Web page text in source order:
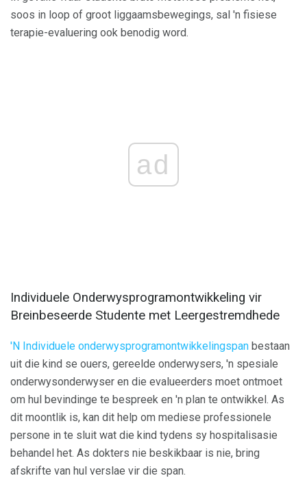
soos in loop of groot liggaamsbewegings, sal 'n fisiese
terapie-evaluering ook benodig word.
ad
Individuele Onderwysprogramontwikkeling vir
Breinbeseerde Studente met Leergestremdhede
'N Individuele onderwysprogramontwikkelingspan bestaan ​​
uit die kind se ouers, gereelde onderwysers, 'n spesiale
onderwysonderwyser en die evalueerders moet ontmoet
om hul bevindinge te bespreek en 'n plan te ontwikkel. As
dit moontlik is, kan dit help om mediese professionele
persone in te sluit wat die kind tydens sy hospitalisasie
behandel het. As dokters nie beskikbaar is nie, bring
afskrifte van hul verslae vir die span.